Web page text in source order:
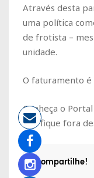
Através desta
uma política
de frotista –
unidade.
O faturamento
Conheça o
não fique fora
Compartilhe!